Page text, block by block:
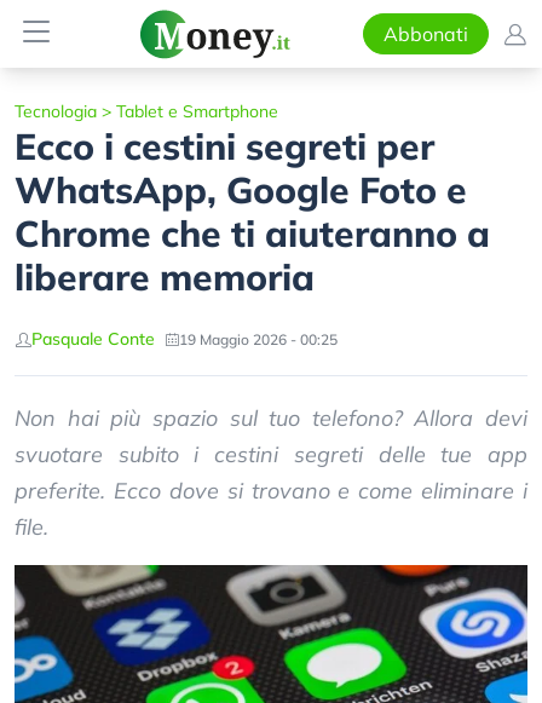
Abbonati
Tecnologia > Tablet e Smartphone
Ecco i cestini segreti per
WhatsApp, Google Foto e
Chrome che ti aiuteranno a
liberare memoria
Pasquale Conte 19 Maggio 2026 - 00:25
Non hai più spazio sul tuo telefono? Allora devi
svuotare subito i cestini segreti delle tue app
preferite. Ecco dove si trovano e come eliminare i
file.